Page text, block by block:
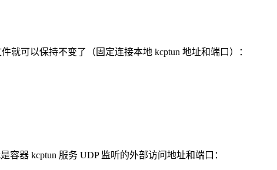
就可以保持不变了（固定连接本地 kcptun 地址和端口）：
容器 kcptun 服务 UDP 监听的外部访问地址和端口：